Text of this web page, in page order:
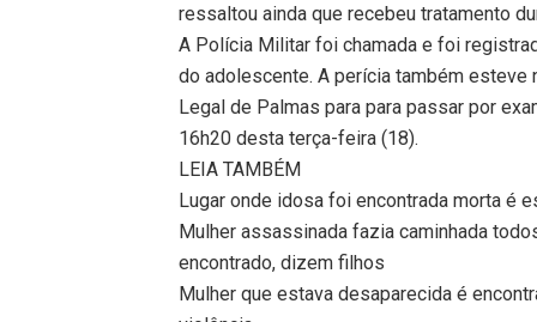
ressaltou ainda que recebeu tratamento
A Polícia Militar foi chamada e foi
do adolescente. A perícia também
Legal de Palmas para para passar por
16h20 desta terça-feira (18).
LEIA TAMBÉM
Lugar onde idosa foi encontrada morta é
Mulher assassinada fazia caminhada
encontrado, dizem filhos
Mulher que estava desaparecida é